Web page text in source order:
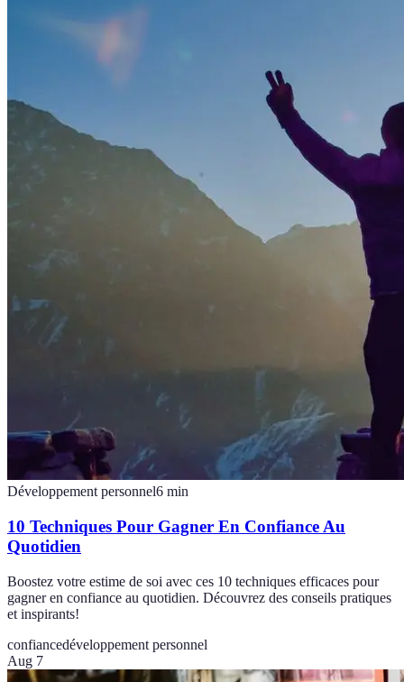
Développement personnel6 min
10 Techniques Pour Gagner En Confiance Au
Quotidien
Boostez votre estime de soi avec ces 10 techniques efficaces pour
gagner en confiance au quotidien. Découvrez des conseils pratiques
et inspirants!
confiancedéveloppement personnel
Aug 7